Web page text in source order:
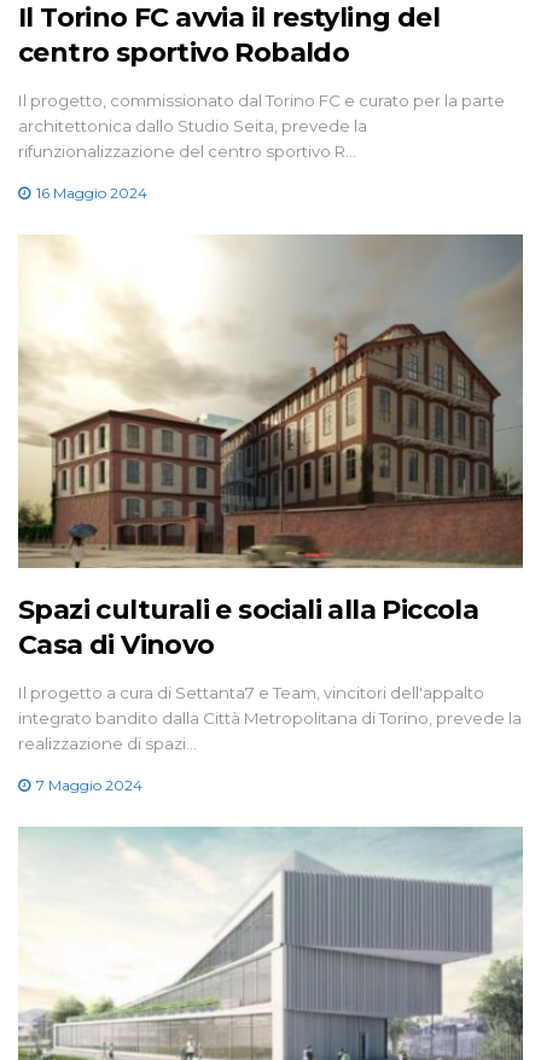
Il Torino FC avvia il restyling del
centro sportivo Robaldo
Il progetto, commissionato dal Torino FC e curato per la parte
architettonica dallo Studio Seita, prevede la
rifunzionalizzazione del centro sportivo R…
16 Maggio 2024
Spazi culturali e sociali alla Piccola
Casa di Vinovo
Il progetto a cura di Settanta7 e Team, vincitori dell'appalto
integrato bandito dalla Città Metropolitana di Torino, prevede la
realizzazione di spazi…
7 Maggio 2024